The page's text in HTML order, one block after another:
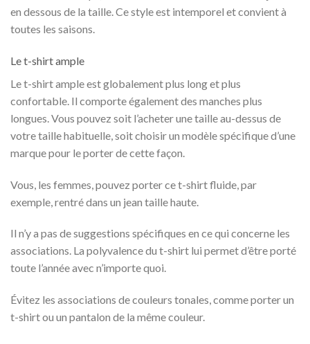
en dessous de la taille. Ce style est intemporel et convient à
toutes les saisons.
Le t-shirt ample
Le t-shirt ample est globalement plus long et plus
confortable. Il comporte également des manches plus
longues. Vous pouvez soit l’acheter une taille au-dessus de
votre taille habituelle, soit choisir un modèle spécifique d’une
marque pour le porter de cette façon.
Vous, les femmes, pouvez porter ce t-shirt fluide, par
exemple, rentré dans un jean taille haute.
Il n’y a pas de suggestions spécifiques en ce qui concerne les
associations. La polyvalence du t-shirt lui permet d’être porté
toute l’année avec n’importe quoi.
Évitez les associations de couleurs tonales, comme porter un
t-shirt ou un pantalon de la même couleur.